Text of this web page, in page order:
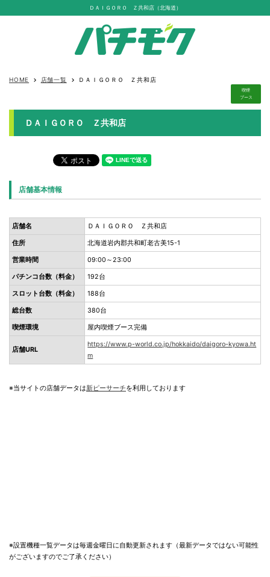
ＤＡＩＧＯＲＯ Ｚ共和店（北海道）
HOME keyboard_arrow_right 店舗一覧 keyboard_arrow_right ＤＡＩＧＯＲＯ Ｚ共和店
喫煙
ブース
ＤＡＩＧＯＲＯ Ｚ共和店
店舗基本情報
店舗名 ＤＡＩＧＯＲＯ Ｚ共和店
住所 北海道岩内郡共和町老古美15-1
営業時間 09:00～23:00
パチンコ台数（料金） 192台
スロット台数（料金） 188台
総台数 380台
喫煙環境 屋内喫煙ブース完備
店舗URL
https://www.p-world.co.jp/hokkaido/daigoro-kyowa.ht
m
※当サイトの店舗データは新ピーサーチを利用しております
※設置機種一覧データは毎週金曜日に自動更新されます（最新データではない可能性
がございますのでご了承ください）